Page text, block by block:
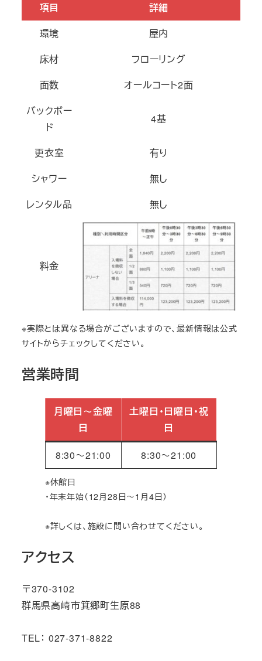
項目
詳細
環境
屋内
床材
フローリング
面数
オールコート2面
バックボー
ド
4基
更衣室
有り
シャワー
無し
レンタル品
無し
料金
※実際とは異なる場合がございますので、最新情報は公式
サイトからチェックしてください。
営業時間
月曜日～金曜
日
土曜日・日曜日・祝
日
8:30～21:00 8:30～21:00
※休館日
・年末年始（12月28日～1月4日）
※詳しくは、施設に問い合わせてください。
アクセス
〒370-3102
群馬県高崎市箕郷町生原88
TEL： 027-371-8822